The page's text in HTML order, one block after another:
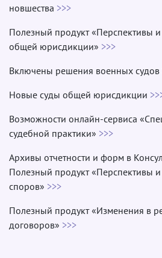
новшества >>>
Полезный продукт «Перспективы
общей юрисдикции» >>>
Включены решения военных судов
Новые суды общей юрисдикции
Возможности онлайн-сервиса
судебной практики» >>>
Архивы отчетности и форм в
Полезный продукт «Перспективы
споров» >>>
Полезный продукт «Изменения в
договоров» >>>